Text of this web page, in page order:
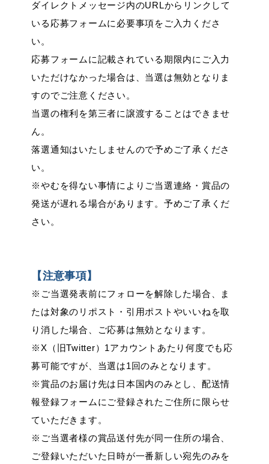
ダイレクトメッセージ内のURLからリンクして
いる応募フォームに必要事項をご入力くださ
い。
応募フォームに記載されている期限内にご入力
いただけなかった場合は、当選は無効となりま
すのでご注意ください。
当選の権利を第三者に譲渡することはできませ
ん。
落選通知はいたしませんので予めご了承くださ
い。
※やむを得ない事情によりご当選連絡・賞品の
発送が遅れる場合があります。予めご了承くだ
さい。
【注意事項】
※ご当選発表前にフォローを解除した場合、ま
たは対象のリポスト・引用ポストやいいねを取
り消した場合、ご応募は無効となります。
※X（旧Twitter）1アカウントあたり何度でも応
募可能ですが、当選は1回のみとなります。
※賞品のお届け先は日本国内のみとし、配送情
報登録フォームにご登録されたご住所に限らせ
ていただきます。
※ご当選者様の賞品送付先が同一住所の場合、
ご登録いただいた日時が一番新しい宛先のみを